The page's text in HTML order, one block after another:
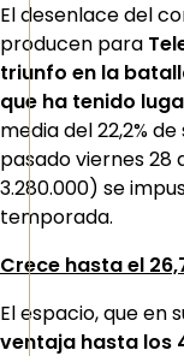
El desenlace del
producen para
triunfo en la
que ha tenido
media del 22,2%
pasado viernes 28
3.280.000) se
temporada.
Crece hasta el
El espacio, que en
ventaja hasta los